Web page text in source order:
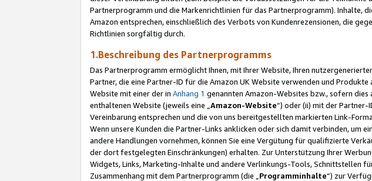
Partnerprogramm und die Markenrichtlinien für das Partnerprogramm). Inhalte,
Amazon entsprechen, einschließlich des Verbots von Kundenrezensionen, die
Richtlinien sorgfältig durch.
1.Beschreibung des Partnerprogramms
Das Partnerprogramm ermöglicht Ihnen, mit Ihrer Website, Ihren
Partner, die eine Partner-ID für die Amazon UK Website verwenden und Produkte
Website mit einer der in Anhang 1 genannten Amazon-Websites bzw., sofern
enthaltenen Website (jeweils eine „ Amazon-Website“) oder (ii) mit der Partner-
Vereinbarung entsprechen und die von uns bereitgestellten markierten Link-
Wenn unsere Kunden die Partner-Links anklicken oder sich damit verbinden,
andere Handlungen vornehmen, können Sie eine Vergütung für qualifizierte
der dort festgelegten Einschränkungen) erhalten. Zur Unterstützung Ihrer
Widgets, Links, Marketing-Inhalte und andere Verlinkungs-Tools, Schnittstellen
Zusammenhang mit dem Partnerprogramm (die „ Programminhalte“) zur